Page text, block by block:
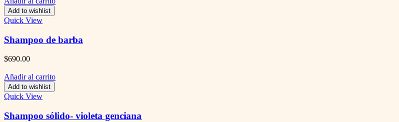
Add to wishlist
Quick View
Shampoo de barba
$690.00
Añadir al carrito
Add to wishlist
Quick View
Shampoo sólido- violeta genciana